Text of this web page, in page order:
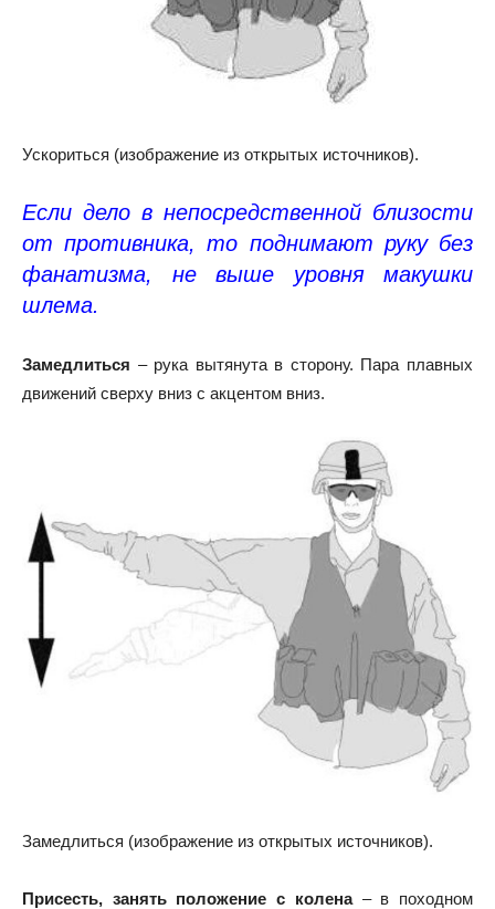
Ускориться (изображение из открытых источников).
Если дело в непосредственной близости
от противника, то поднимают руку без
фанатизма, не выше уровня макушки
шлема.
Замедлиться – рука вытянута в сторону. Пара плавных
движений сверху вниз с акцентом вниз.
Замедлиться (изображение из открытых источников).
Присесть, занять положение с колена– в походном